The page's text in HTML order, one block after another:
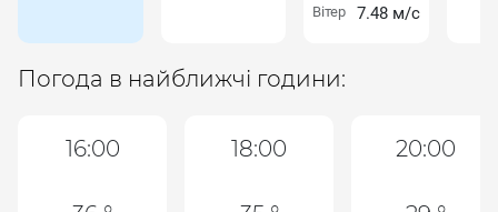
Вітер 7.48 м/с
Погода в найближчі години:
16:00 18:00 20:00